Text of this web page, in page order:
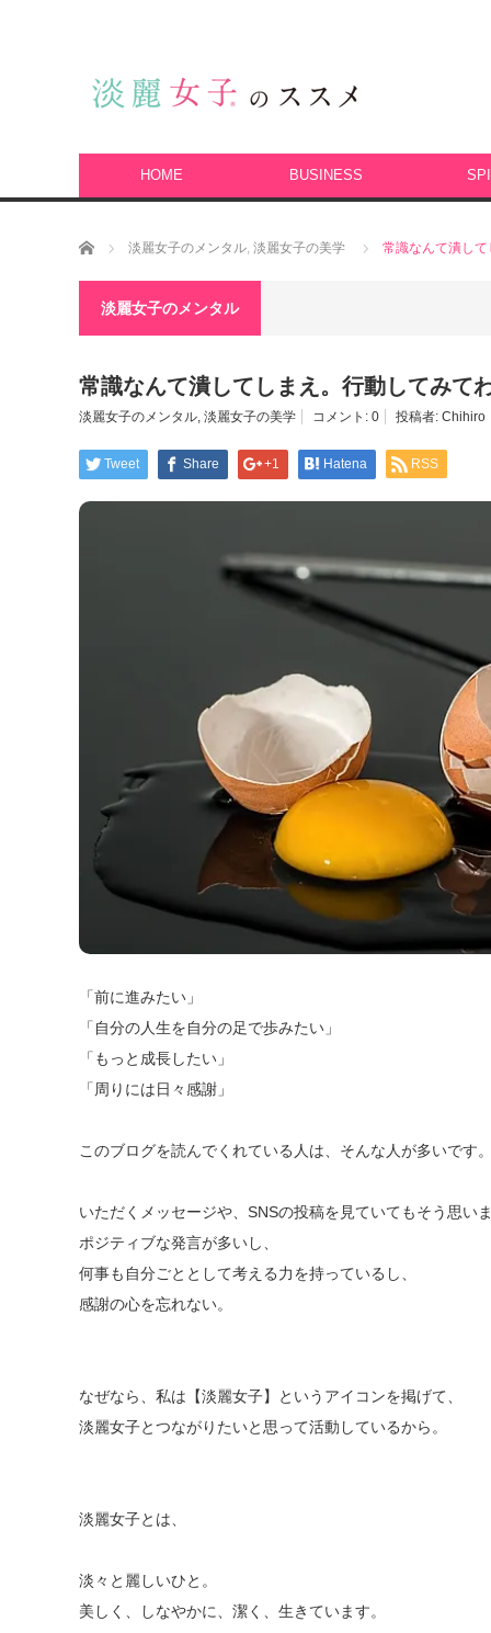
HOME BUSINESS
ホーム 淡麗女子のメンタル, 淡麗女子の美学 常識なんて潰して
淡麗女子のメンタル
常識なんて潰してしまえ。行動してみて
淡麗女子のメンタル, 淡麗女子の美学 コメント: 0 投稿者: Chihiro
Tweet Share +1 Hatena RSS
「前に進みたい」
「自分の人生を自分の足で歩みたい」
「もっと成長したい」
「周りには日々感謝」
このブログを読んでくれている人は、そんな人が多いです。
いただくメッセージや、SNSの投稿を見ていてもそう思いま
ポジティブな発言が多いし、
何事も自分ごととして考える力を持っているし、
感謝の心を忘れない。
なぜなら、私は【淡麗女子】というアイコンを掲げて、
淡麗女子とつながりたいと思って活動しているから。
淡麗女子とは、
淡々と麗しいひと。
美しく、しなやかに、潔く、生きています。